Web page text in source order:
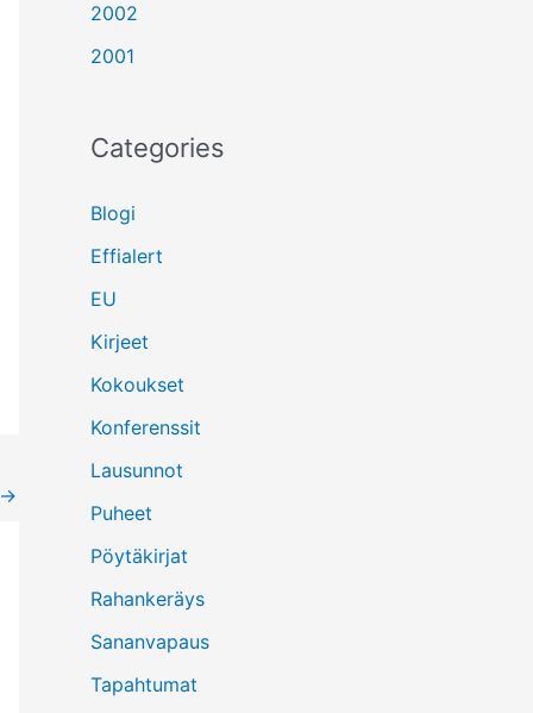
→
2002
2001
Categories
Blogi
Effialert
EU
Kirjeet
Kokoukset
Konferenssit
Lausunnot
Puheet
Pöytäkirjat
Rahankeräys
Sananvapaus
Tapahtumat